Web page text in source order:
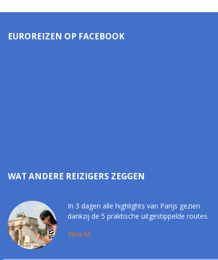
EUROREIZEN OP FACEBOOK
WAT ANDERE REIZIGERS ZEGGEN
In 3 dagen alle highlights van Parijs gezien
dankzij de 5 praktische uitgestippelde routes.
Vera M.